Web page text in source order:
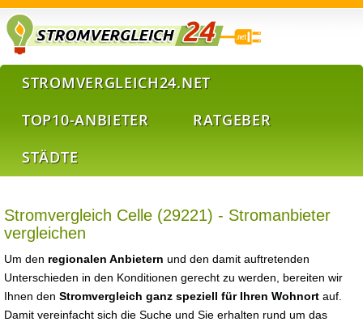
STROMVERGLEICH24.NET
TOP10-ANBIETER
RATGEBER
STÄDTE
Stromvergleich Celle (29221) - Stromanbieter
vergleichen
Um den regionalen Anbietern und den damit auftretenden
Unterschieden in den Konditionen gerecht zu werden, bereiten wir
Ihnen den Stromvergleich ganz speziell für Ihren Wohnort auf.
Damit vereinfacht sich die Suche und Sie erhalten rund um das